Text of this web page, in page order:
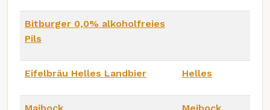
Bitburger 0,0% alkoholfreies
Pils
Eifelbräu Helles Landbier Helles